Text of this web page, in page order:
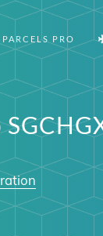
PARCELS PRO